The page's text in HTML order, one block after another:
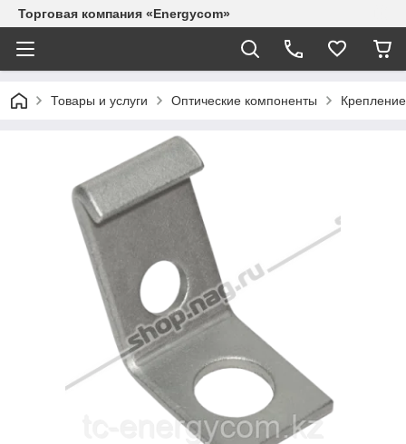
Торговая компания «Energycom»
Товары и услуги Оптические компоненты